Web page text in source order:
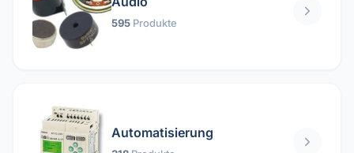
595 Produkte
Automatisierung